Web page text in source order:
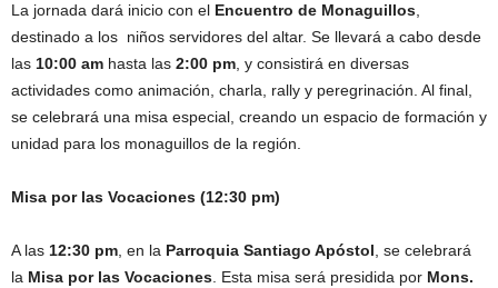
La jornada dará inicio con el Encuentro de Monaguillos
destinado a los niños servidores del altar. Se llevará a cabo desde
las 10:00 am hasta las 2:00 pm , y consistirá en diversas
actividades como animación, charla, rally y peregrinación. Al final,
se celebrará una misa especial, creando un espacio de formación y
unidad para los monaguillos de la región.
Misa por las Vocaciones (12:30 pm)
A las 12:30 pm , en la Parroquia Santiago Apóstol , se celebrará
la Misa por las Vocaciones . Esta misa será presidida por Mons.